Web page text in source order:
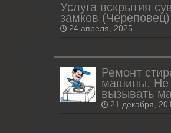
Услуга вскрытия
замков (Череповец)
24 апреля, 2025
Ремонт
машины. Не
вызывать
21 декабря,